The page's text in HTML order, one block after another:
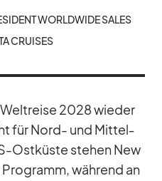
WORLD­WIDE SA­LES
CRUI­SES
2028 wie­der
für Nord- und Mit­tel­
Ost­küste ste­hen New
wäh­rend an